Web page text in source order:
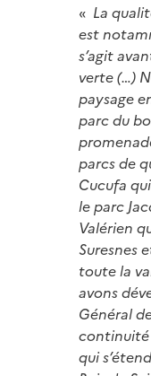
« La
est
s’agit
verte (…)
paysage
parc du
parcs de
Cucufa
le parc
Valérien
Suresnes
toute la
avons
Général
continuité
qui